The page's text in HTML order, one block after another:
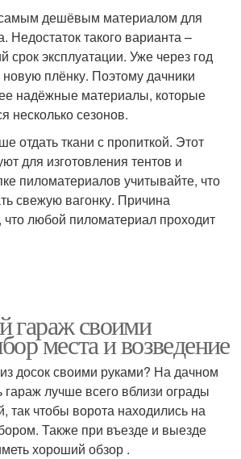
самым дешёвым материалом для
Недостаток такого варианта –
срок эксплуатации. Уже через год
новую плёнку. Поэтому дачники
надёжные материалы, которые
несколько сезонов.
отдать ткани с пропиткой. Этот
для изготовления тентов и
пиломатериалов учитывайте, что
свежую вагонку. Причина
что любой пиломатериал проходит
гараж своими
места и возведение
досок своими руками? На дачном
гараж лучше всего вблизи ограды
так чтобы ворота находились на
Также при въезде и выезде
хороший обзор .